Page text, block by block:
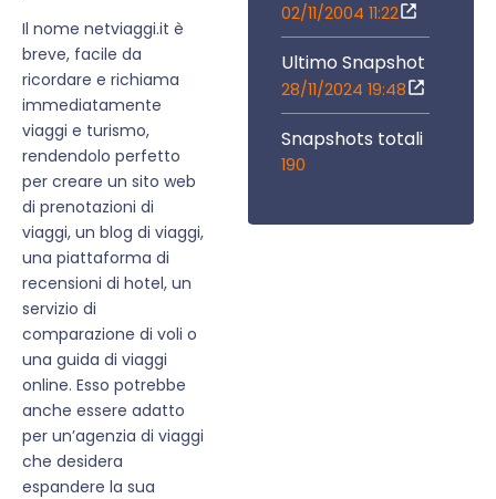
Il nome netviaggi.it è
breve, facile da
ricordare e richiama
immediatamente
viaggi e turismo,
rendendolo perfetto
per creare un sito web
di prenotazioni di
viaggi, un blog di viaggi,
una piattaforma di
recensioni di hotel, un
servizio di
comparazione di voli o
una guida di viaggi
online. Esso potrebbe
anche essere adatto
per un’agenzia di viaggi
che desidera
espandere la sua
02/11/2004 11:22
Ultimo Snapshot
28/11/2024 19:48
Snapshots totali
190